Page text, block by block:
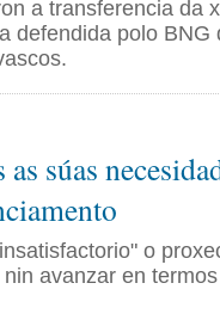
a transferencia da
defendida polo BNG
súas
o
avanzar en